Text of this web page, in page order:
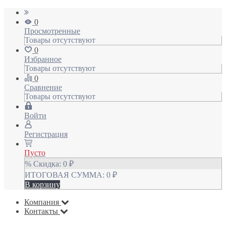
0
Просмотренные
Товары отсутствуют
0
Избранное
Товары отсутствуют
0
Сравнение
Товары отсутствуют
Войти
Регистрация
Пусто
% Скидка: 0 ₽
ИТОГОВАЯ СУММА: 0 ₽
В корзину
Компания
Контакты